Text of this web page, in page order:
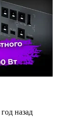
год назад